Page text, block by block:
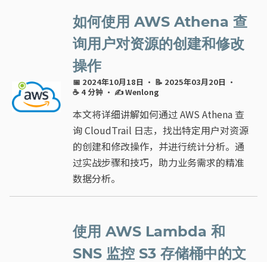
如何使用 AWS Athena 查
询用户对资源的创建和修改
操作
📅 2024年10月18日 · 📝 2025年03月20日 ·
☕ 4 分钟 · ✍ Wenlong
本文将详细讲解如何通过 AWS Athena 查
询 CloudTrail 日志，找出特定用户对资源
的创建和修改操作，并进行统计分析。通
过实战步骤和技巧，助力业务需求的精准
数据分析。
使用 AWS Lambda 和
SNS 监控 S3 存储桶中的文